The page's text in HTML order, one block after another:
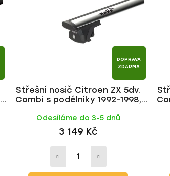
o
d
u
k
t
ů
DOPRAVA
ZDARMA
Střešní nosič Citroen ZX 5dv.
Combi s podélníky 1992-1998,
Odesíláme do 3-5 dnů
3 149 Kč